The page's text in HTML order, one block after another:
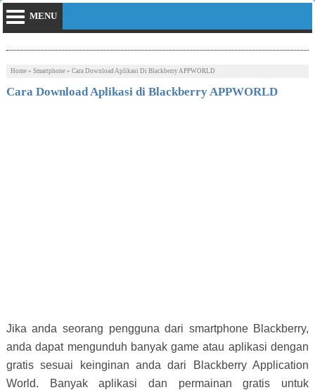
MENU
Home» Smartphone» Cara Download Aplikasi Di Blackberry APPWORLD
Cara Download Aplikasi di Blackberry APPWORLD
Jika anda seorang pengguna dari smartphone Blackberry,
anda dapat mengunduh banyak game atau aplikasi dengan
gratis sesuai keinginan anda dari Blackberry Application
World. Banyak aplikasi dan permainan gratis untuk